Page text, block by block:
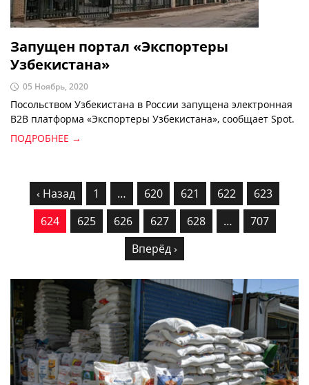
Запущен портал «Экспортеры
Узбекистана»
05 Ноябрь, 2020
Посольством Узбекистана в России запущена электронная
B2B платформа «Экспортеры Узбекистана», сообщает Spot.
ПОДРОБНЕЕ →
‹ Назад 1 … 620 621 622
623
624
625 626 627 628 …
707
Вперёд ›